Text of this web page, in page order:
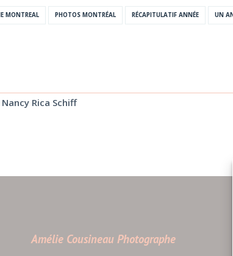
MONTREAL PHOTOS MONTRÉAL RÉCAPITULATIF ANNÉE UN
Rica Schiff
Amélie Cousineau Photographe